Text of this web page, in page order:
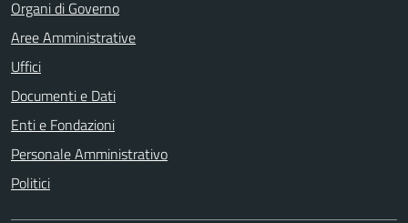
Organi di Governo
Aree Amministrative
Uffici
Documenti e Dati
Enti e Fondazioni
Personale Amministrativo
Politici